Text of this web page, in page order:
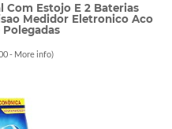
Estojo E 2 Baterias
Medidor Eletronico Aco
- More info)